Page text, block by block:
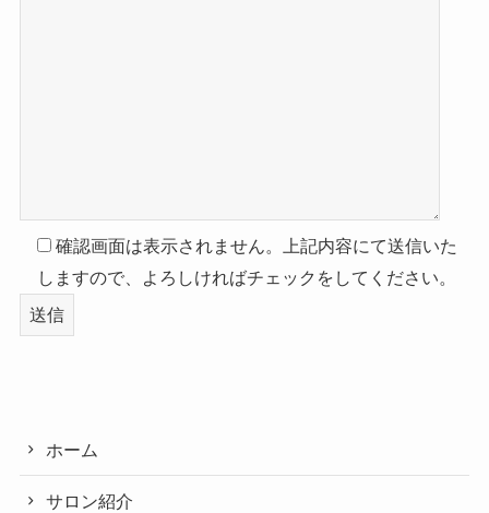
確認画面は表示されません。上記内容にて送信いた
しますので、よろしければチェックをしてください。
ホーム
サロン紹介